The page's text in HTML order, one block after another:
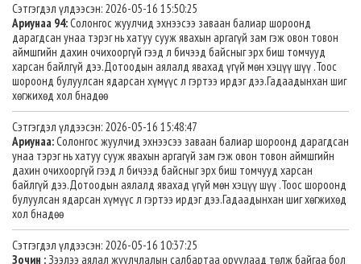
Сэтгэгдэл үлдээсэн: 2026-05-16 15:50:25
Ариунаа 94:Солонгос жуулчид эхнээсээ заваан балиар шороонд
дарагдсан унаа тэрэг нь хатуу сууж явахын аргагүй зам гэж овон товон
аймшгийн дахин очихооргүй гээд л бичээд байсныг эрх биш томчууд
харсан байлгүй дээ.Дотоодын аялалд явахад үгүй мөн хэцүү шүү .Тоос
шороонд булуулсан ядарсан хүмүүс л гэртээ ирдэг дээ.Гадаадынхан шиг
хөгжихөд хол бнадөө
Сэтгэгдэл үлдээсэн: 2026-05-16 15:48:47
Ариунаа:Солонгос жуулчид эхнээсээ заваан балиар шороонд дарагдсан
унаа тэрэг нь хатуу сууж явахын аргагүй зам гэж овон товон аймшгийн
дахин очихооргүй гээд л бичээд байсныг эрх биш томчууд харсан
байлгүй дээ.Дотоодын аялалд явахад үгүй мөн хэцүү шүү .Тоос шороонд
булуулсан ядарсан хүмүүс л гэртээ ирдэг дээ.Гадаадынхан шиг хөгжихөд
хол бнадөө
Сэтгэгдэл үлдээсэн: 2026-05-16 10:37:25
Зочин :Зээлээ аялал жуулчлалын салбартаа оруулаад төлж байгаа бол